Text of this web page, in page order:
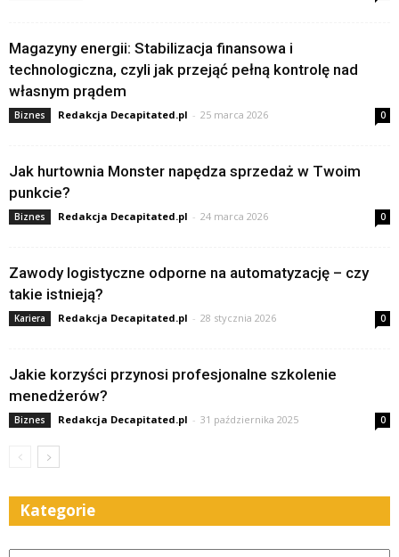
Magazyny energii: Stabilizacja finansowa i
technologiczna, czyli jak przejąć pełną kontrolę nad
własnym prądem
Biznes Redakcja Decapitated.pl - 25 marca 2026 0
Jak hurtownia Monster napędza sprzedaż w Twoim
punkcie?
Biznes Redakcja Decapitated.pl - 24 marca 2026 0
Zawody logistyczne odporne na automatyzację – czy
takie istnieją?
Kariera Redakcja Decapitated.pl - 28 stycznia 2026 0
Jakie korzyści przynosi profesjonalne szkolenie
menedżerów?
Biznes Redakcja Decapitated.pl - 31 października 2025 0
Kategorie
Kategorie